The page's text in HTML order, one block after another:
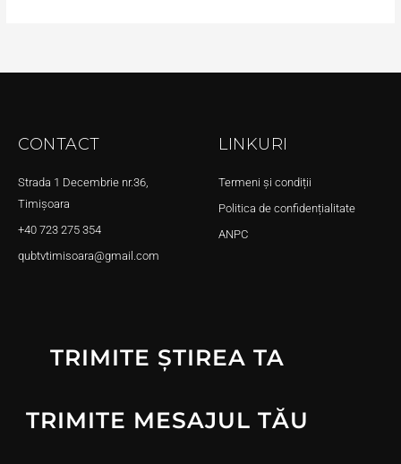
CONTACT
Strada 1 Decembrie nr.36,
Timișoara
+40 723 275 354
qubtvtimisoara@gmail.com
LINKURI
Termeni și condiții
Politica de confidențialitate
ANPC
TRIMITE ȘTIREA TA
TRIMITE MESAJUL TĂU